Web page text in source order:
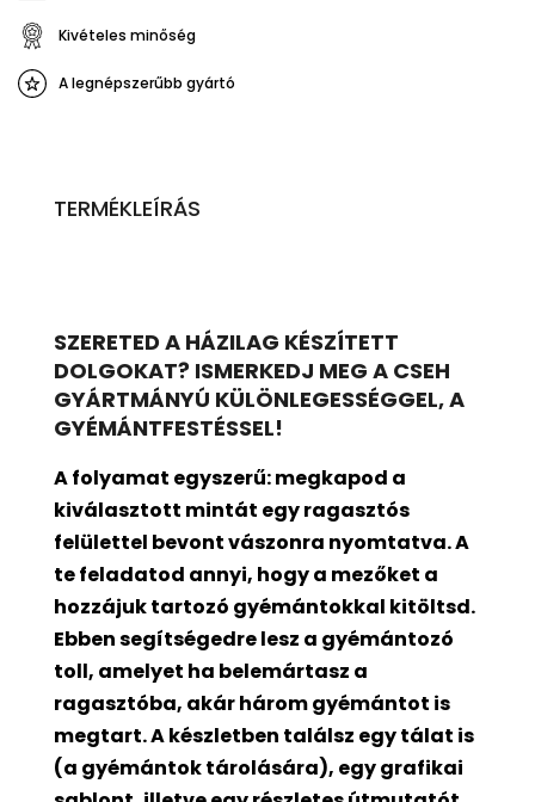
Kivételes minőség
A legnépszerűbb gyártó
TERMÉKLEÍRÁS
SZERETED A HÁZILAG KÉSZÍTETT
DOLGOKAT? ISMERKEDJ MEG A CSEH
GYÁRTMÁNYÚ KÜLÖNLEGESSÉGGEL, A
GYÉMÁNTFESTÉSSEL!
A folyamat egyszerű: megkapod a
kiválasztott mintát egy ragasztós
felülettel bevontvászonra nyomtatva. A
te feladatod annyi, hogy a mezőket a
hozzájuk tartozó gyémántokkal kitöltsd.
Ebben segítségedre lesz a gyémántozó
toll, amelyet ha belemártasz a
ragasztóba, akár három gyémántot is
megtart. A készletben találsz egy tálat is
(a gyémántok tárolására), egy grafikai